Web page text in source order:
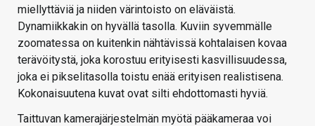
miellyttäviä ja niiden värintoisto on eläväistä.
Dynamiikkakin on hyvällä tasolla. Kuviin syvemmälle
zoomatessa on kuitenkin nähtävissä kohtalaisen kovaa
terävöitystä, joka korostuu erityisesti kasvillisuudessa,
joka ei pikselitasolla toistu enää erityisen realistisena.
Kokonaisuutena kuvat ovat silti ehdottomasti hyviä.
Taittuvan kamerajärjestelmän myötä pääkameraa voi